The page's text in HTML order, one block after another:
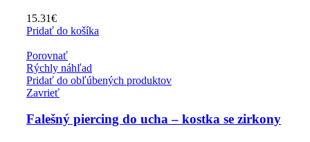
15.31€
Pridať do košíka
Porovnať
Rýchly náhľad
Pridať do obľúbených produktov
Zavrieť
Falešný piercing do ucha – kostka se zirkony